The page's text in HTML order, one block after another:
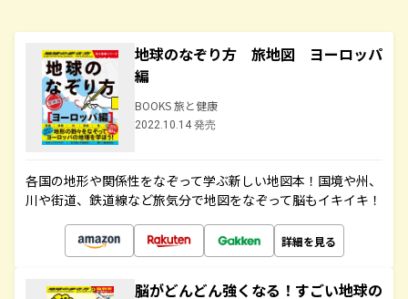
地球のなぞり方 旅地図 ヨーロッパ
編
BOOKS 旅と健康
2022.10.14 発売
各国の地形や関係性をなぞって学ぶ新しい地図本！国境や州、
川や街道、鉄道線など旅気分で地図をなぞって脳もイキイキ！
詳細を見る
脳がどんどん強くなる！すごい地球の